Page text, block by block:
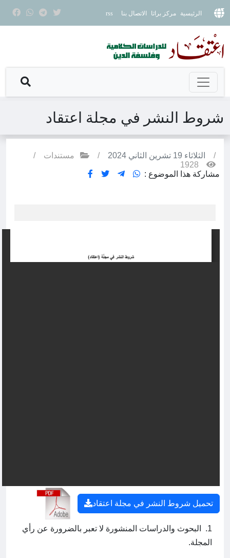
الرئيسية مركز براثا الاتصال بنا rss
شروط النشر في مجلة اعتقاد
الثلاثاء 19 تشرين الثاني 2024 مستندات
مشاركة هذا الموضوع :
تحميل شروط النشر في مجلة اعتقاد
1. البحوث والدراسات المنشورة لا تعبر بالضرورة عن رأي
المجلة.